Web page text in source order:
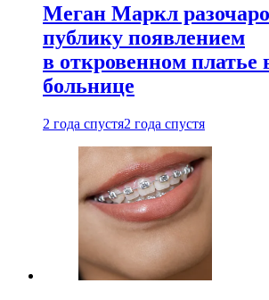
Меган Маркл
публику появлением
в откровенном платье
больнице
2 года спустя2 года спустя